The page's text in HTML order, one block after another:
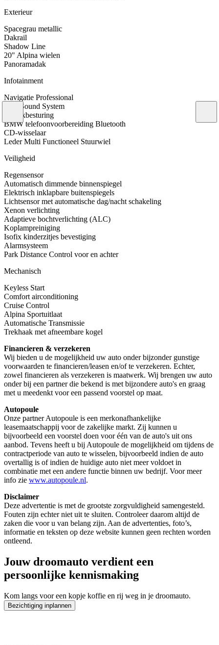
Exterieur
Spacegrau metallic
Dakrail
Shadow Line
20" Alpina wielen
Panoramadak
Infotainment
Navigatie Professional
HiFi Sound System
Spraakbesturing
BMW telefoonvoorbereiding Bluetooth
CD-wisselaar
Leder Multi Functioneel Stuurwiel
Veiligheid
Regensensor
Automatisch dimmende binnenspiegel
Elektrisch inklapbare buitenspiegels
Lichtsensor met automatische dag/nacht schakeling
Xenon verlichting
Adaptieve bochtverlichting (ALC)
Koplampreiniging
Isofix kinderzitjes bevestiging
Alarmsysteem
Park Distance Control voor en achter
Mechanisch
Keyless Start
Comfort airconditioning
Cruise Control
Alpina Sportuitlaat
Automatische Transmissie
Trekhaak met afneembare kogel
Financieren & verzekeren
Wij bieden u de mogelijkheid uw auto onder bijzonder gunstige
voorwaarden te financieren/leasen en/of te verzekeren. Echter,
zowel financieren als verzekeren is maatwerk. Wij brengen uw auto
onder bij een partner die bekend is met bijzondere auto's en graag
met u meedenkt voor een passend voorstel op maat.
Autopoule
Onze partner Autopoule is een merkonafhankelijke
leasemaatschappij voor de zakelijke markt. Zij kunnen u
bijvoorbeeld een voorstel doen voor één van de auto's uit ons
aanbod. Tevens heeft u bij Autopoule de mogelijkheid om tijdens de
contractperiode van auto te wisselen, bijvoorbeeld indien de auto
overtallig is of indien de huidige auto niet meer voldoet in
combinatie met een andere functie binnen uw bedrijf. Voor meer
info zie www.autopoule.nl.
Disclaimer
Deze advertentie is met de grootste zorgvuldigheid samengesteld.
Fouten zijn echter niet uit te sluiten. Controleer daarom altijd de
zaken die voor u van belang zijn. Aan de advertenties, foto’s,
informatie en teksten op deze website kunnen geen rechten worden
ontleend.
Jouw droomauto verdient een
persoonlijke kennismaking
Kom langs voor een kopje koffie en rij weg in je droomauto.
Bezichtiging inplannen